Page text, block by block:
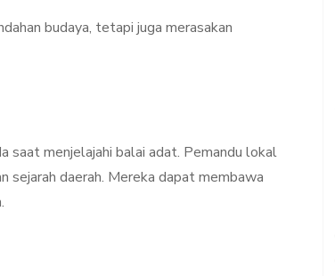
budaya, tetapi juga merasakan
saat menjelajahi balai adat. Pemandu lokal
sejarah daerah. Mereka dapat membawa